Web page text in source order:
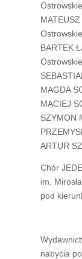
BARTEK
MAGDA
MACIEJ
SZYMON
ARTUR
Chór
im.
pod
nabycia